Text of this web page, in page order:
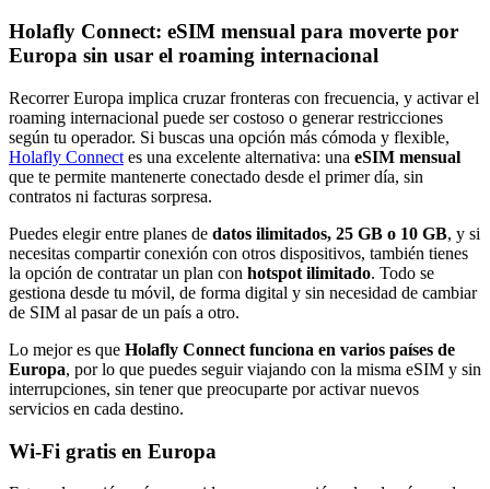
Holafly Connect: eSIM mensual para moverte por
Europa sin usar el roaming internacional
Recorrer Europa implica cruzar fronteras con frecuencia, y activar el
roaming internacional puede ser costoso o generar restricciones
según tu operador. Si buscas una opción más cómoda y flexible,
Holafly Connect es una excelente alternativa: una eSIM mensual
que te permite mantenerte conectado desde el primer día, sin
contratos ni facturas sorpresa.
Puedes elegir entre planes de datos ilimitados, 25 GB o 10 GB, y si
necesitas compartir conexión con otros dispositivos, también tienes
la opción de contratar un plan con hotspot ilimitado. Todo se
gestiona desde tu móvil, de forma digital y sin necesidad de cambiar
de SIM al pasar de un país a otro.
Lo mejor es que Holafly Connect funciona en varios países de
Europa, por lo que puedes seguir viajando con la misma eSIM y sin
interrupciones, sin tener que preocuparte por activar nuevos
servicios en cada destino.
Wi-Fi gratis en Europa